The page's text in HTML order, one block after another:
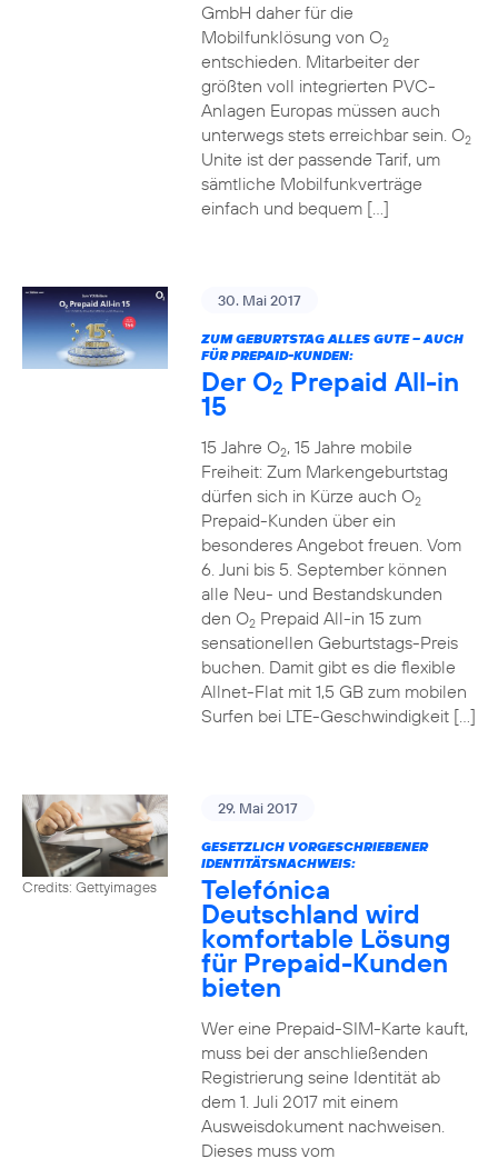
GmbH daher für die
Mobilfunklösung von O2
entschieden. Mitarbeiter der
größten voll integrierten PVC-
Anlagen Europas müssen auch
unterwegs stets erreichbar sein. O2
Unite ist der passende Tarif, um
sämtliche Mobilfunkverträge
einfach und bequem […]
30. Mai 2017
ZUM GEBURTSTAG ALLES GUTE – AUCH
FÜR PREPAID-KUNDEN:
Der O2 Prepaid All-in
15
15 Jahre O2, 15 Jahre mobile
Freiheit: Zum Markengeburtstag
dürfen sich in Kürze auch O2
Prepaid-Kunden über ein
besonderes Angebot freuen. Vom
6. Juni bis 5. September können
alle Neu- und Bestandskunden
den O2Prepaid All-in 15 zum
sensationellen Geburtstags-Preis
buchen. Damit gibt es die flexible
Allnet-Flat mit 1,5 GB zum mobilen
Surfen bei LTE-Geschwindigkeit […]
Credits: Gettyimages
29. Mai 2017
GESETZLICH VORGESCHRIEBENER
IDENTITÄTSNACHWEIS:
Telefónica
Deutschland wird
komfortable Lösung
für Prepaid-Kunden
bieten
Wer eine Prepaid-SIM-Karte kauft,
muss bei der anschließenden
Registrierung seine Identität ab
dem 1. Juli 2017 mit einem
Ausweisdokument nachweisen.
Dieses muss vom